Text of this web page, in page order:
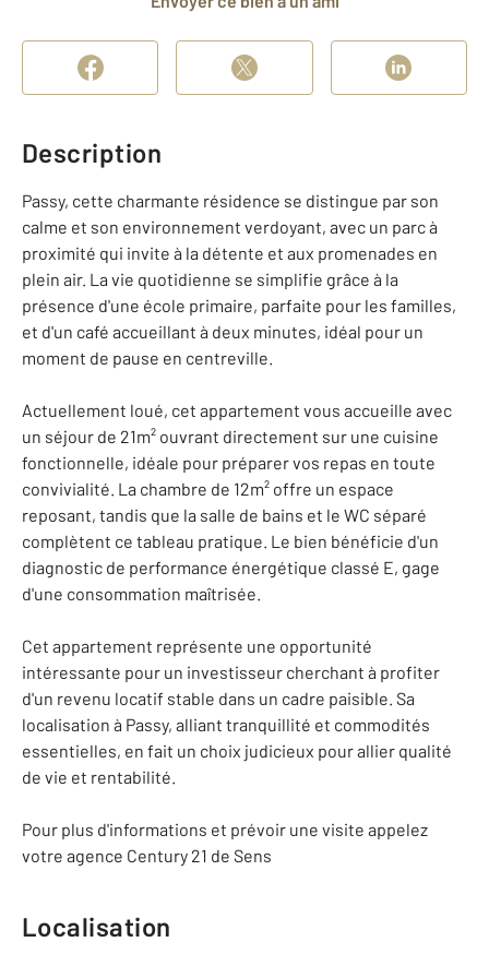
Description
Passy, cette charmante résidence se distingue par son
calme et son environnement verdoyant, avec un parc à
proximité qui invite à la détente et aux promenades en
plein air. La vie quotidienne se simplifie grâce à la
présence d'une école primaire, parfaite pour les familles,
et d'un café accueillant à deux minutes, idéal pour un
moment de pause en centreville.
Actuellement loué, cet appartement vous accueille avec
un séjour de 21m² ouvrant directement sur une cuisine
fonctionnelle, idéale pour préparer vos repas en toute
convivialité. La chambre de 12m² offre un espace
reposant, tandis que la salle de bains et le WC séparé
complètent ce tableau pratique. Le bien bénéficie d'un
diagnostic de performance énergétique classé E, gage
d'une consommation maîtrisée.
Cet appartement représente une opportunité
intéressante pour un investisseur cherchant à profiter
d'un revenu locatif stable dans un cadre paisible. Sa
localisation à Passy, alliant tranquillité et commodités
essentielles, en fait un choix judicieux pour allier qualité
de vie et rentabilité.
Pour plus d'informations et prévoir une visite appelez
votre agence Century 21 de Sens
Localisation